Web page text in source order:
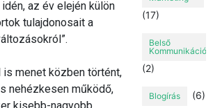
az év elején külön
tulajdonosait a
menet közben történt,
nehézkesen működő,
(17)
Belső
Kommunikáció
(2)
Blogírás (6)